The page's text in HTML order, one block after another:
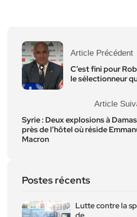
Article Précédent
C’est fini pour
le sélectionneur
Article
Syrie : Deux explosions à Damas
près de l’hôtel où réside
Macron
Postes récents
Lutte contre la